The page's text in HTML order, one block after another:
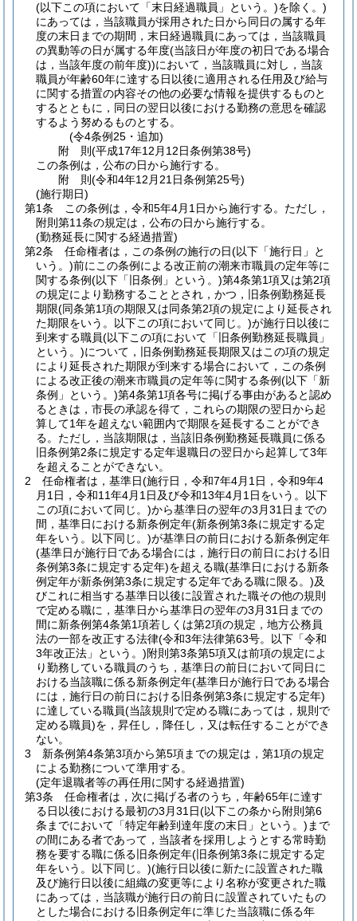
(以下この項において「末日経過職員」という。)を除く。)
にあっては，当該職員が採用された日から同日の属する年
度の末日までの期間，末日経過職員にあっては，当該職員
の異動等の日が属する年度(当該日が年度の初日である場合
は，当該年度の前年度))において，当該職員に対し，当該
職員が年齢60年に達する日以後に適用される任用及び給与
に関する措置の内容その他の必要な情報を提供するものと
するとともに，同日の翌日以後における勤務の意思を確認
するよう努めるものとする。
(令4条例25・追加)
附 則(平成17年12月12日条例第38号)
この条例は，公布の日から施行する。
附 則(令和4年12月21日条例第25号)
(施行期日)
第1条
この条例は，令和5年4月1日から施行する。 ただし，
附則第11条の規定は，公布の日から施行する。
(勤務延長に関する経過措置)
第2条
任命権者は，この条例の施行の日(以下「施行日」と
いう。)前にこの条例による改正前の潮来市職員の定年等に
関する条例(以下「旧条例」という。)第4条第1項又は第2項
の規定により勤務することとされ，かつ，旧条例勤務延長
期限(同条第1項の期限又は同条第2項の規定により延長され
た期限をいう。以下この項において同じ。)が施行日以後に
到来する職員(以下この項において「旧条例勤務延長職員」
という。)について，旧条例勤務延長期限又はこの項の規定
により延長された期限が到来する場合において，この条例
による改正後の潮来市職員の定年等に関する条例(以下「新
条例」という。)第4条第1項各号に掲げる事由があると認め
るときは，市長の承認を得て，これらの期限の翌日から起
算して1年を超えない範囲内で期限を延長することができ
る。 ただし，当該期限は，当該旧条例勤務延長職員に係る
旧条例第2条に規定する定年退職日の翌日から起算して3年
を超えることができない。
2
任命権者は，基準日(施行日，令和7年4月1日，令和9年4
月1日，令和11年4月1日及び令和13年4月1日をいう。以下
この項において同じ。)から基準日の翌年の3月31日までの
間，基準日における新条例定年(新条例第3条に規定する定
年をいう。以下同じ。)が基準日の前日における新条例定年
(基準日が施行日である場合には，施行日の前日における旧
条例第3条に規定する定年)を超える職(基準日における新条
例定年が新条例第3条に規定する定年である職に限る。)及
びこれに相当する基準日以後に設置された職その他の規則
で定める職に，基準日から基準日の翌年の3月31日までの
間に新条例第4条第1項若しくは第2項の規定，地方公務員
法の一部を改正する法律(令和3年法律第63号。以下「令和
3年改正法」という。)附則第3条第5項又は前項の規定によ
り勤務している職員のうち，基準日の前日において同日に
おける当該職に係る新条例定年(基準日が施行日である場合
には，施行日の前日における旧条例第3条に規定する定年)
に達している職員(当該規則で定める職にあっては，規則で
定める職員)を，昇任し，降任し，又は転任することができ
ない。
3
新条例第4条第3項から第5項までの規定は，第1項の規定
による勤務について準用する。
(定年退職者等の再任用に関する経過措置)
第3条
任命権者は，次に掲げる者のうち，年齢65年に達す
る日以後における最初の3月31日(以下この条から附則第6
条までにおいて「特定年齢到達年度の末日」という。) まで
の間にある者であって，当該者を採用しようとする常時勤
務を要する職に係る旧条例定年(旧条例第3条に規定する定
年をいう。以下同じ。)(施行日以後に新たに設置された職
及び施行日以後に組織の変更等により名称が変更された職
にあっては，当該職が施行日の前日に設置されていたもの
とした場合における旧条例定年に準じた当該職に係る年